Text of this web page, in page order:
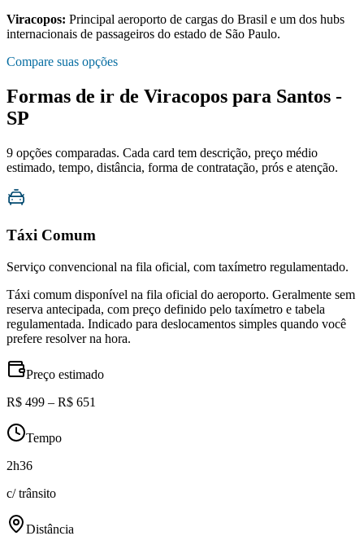
Viracopos: Principal aeroporto de cargas do Brasil e um dos hubs
internacionais de passageiros do estado de São Paulo.
Compare suas opções
Formas de ir de Viracopos para Santos -
SP
9 opções comparadas. Cada card tem descrição, preço médio
estimado, tempo, distância, forma de contratação, prós e atenção.
Táxi Comum
Serviço convencional na fila oficial, com taxímetro regulamentado.
Táxi comum disponível na fila oficial do aeroporto. Geralmente sem
reserva antecipada, com preço definido pelo taxímetro e tabela
regulamentada. Indicado para deslocamentos simples quando você
prefere resolver na hora.
Preço estimado
R$ 499 – R$ 651
Tempo
2h36
c/ trânsito
Distância